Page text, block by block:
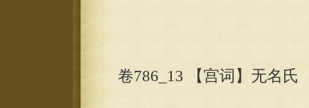
卷786_13 【宫词】无名氏